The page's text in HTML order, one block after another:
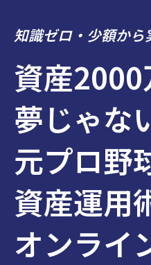
知識ゼロ・少額から
資産2000
夢じゃな
元プロ野
資産運用
オンライ